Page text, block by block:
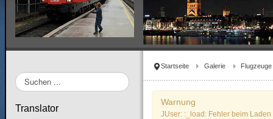
Startseite Galerie Flugzeuge
Warnung
JUser: :_load: Fehler beim
Suchen
...
Translator